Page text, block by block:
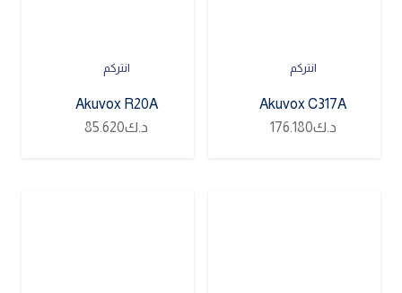
انتركم
Akuvox C317A
د.ك176.180
انتركم
Akuvox R20A
د.ك85.620